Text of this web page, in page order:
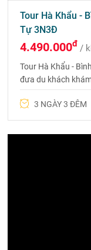
Tour Hà Khẩu -
Tự 3N3Đ
4.490.000đ /
Tour Hà Khẩu -
đưa du khách
3 NGÀY 3 ĐÊM